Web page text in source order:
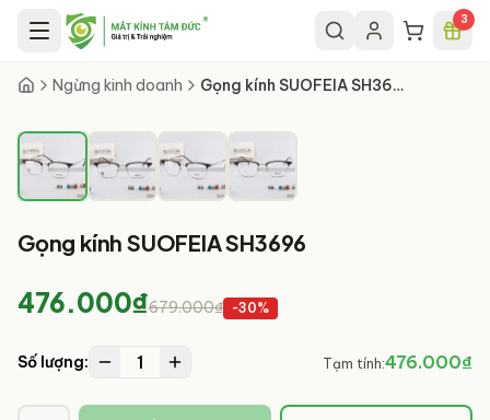
Chuyển đến nội dung chính 3
Ngừng kinh doanh Gọng kính SUOFEIA SH3696
Gọng kính SUOFEIA SH3696
476.000₫679.000₫ -30%
Số lượng: 1 Tạm tính:476.000₫